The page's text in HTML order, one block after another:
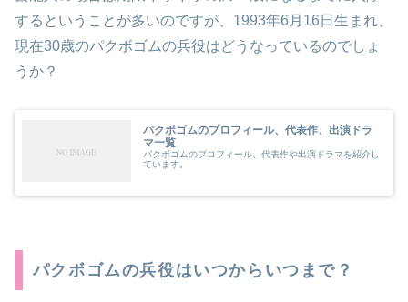
するということが多いのですが、1993年6月16日生まれ、
現在30歳のパクボゴムの兵役はどうなっているのでしょ
うか？
パクボゴムのプロフィール、代表作、出演ドラ
マ一覧
パクボゴムのプロフィール、代表作や出演ドラマを紹介し
ています。
パクボゴムの兵役はいつからいつまで？